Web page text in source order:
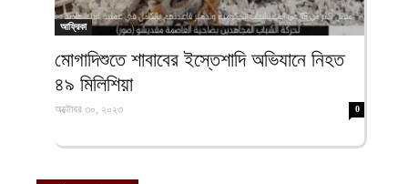
আফ্রিকা
মোগাদিশুতে শাবাবের ইস্তেশাদি অভিযানে নিহত
৪৯ মিলিশিয়া
অক্টোবর ৩০, ২০২৩ 0